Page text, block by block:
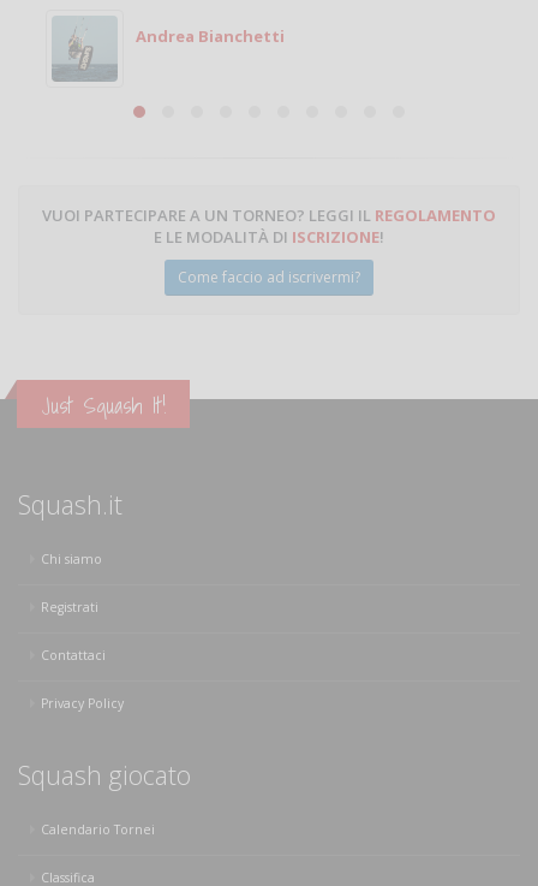
Michele
Michele Miglionico
VUOI PARTECIPARE A UN TORNEO? LEGGI IL REGOLAMENTO
E LE MODALITÀ DI ISCRIZIONE!
Come faccio ad iscrivermi?
Just Squash It!
Squash.it
Chi siamo
Registrati
Contattaci
Privacy Policy
Squash giocato
Calendario Tornei
Classifica